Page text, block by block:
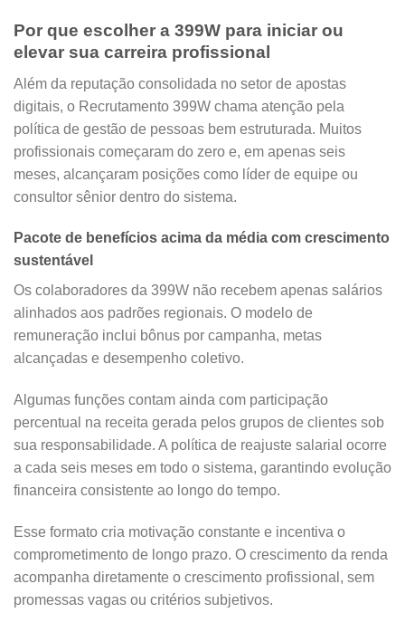
Por que escolher a 399W para iniciar ou
elevar sua carreira profissional
Além da reputação consolidada no setor de apostas
digitais, o Recrutamento 399W chama atenção pela
política de gestão de pessoas bem estruturada. Muitos
profissionais começaram do zero e, em apenas seis
meses, alcançaram posições como líder de equipe ou
consultor sênior dentro do sistema.
Pacote de benefícios acima da média com crescimento
sustentável
Os colaboradores da 399W não recebem apenas salários
alinhados aos padrões regionais. O modelo de
remuneração inclui bônus por campanha, metas
alcançadas e desempenho coletivo.
Algumas funções contam ainda com participação
percentual na receita gerada pelos grupos de clientes sob
sua responsabilidade. A política de reajuste salarial ocorre
a cada seis meses em todo o sistema, garantindo evolução
financeira consistente ao longo do tempo.
Esse formato cria motivação constante e incentiva o
comprometimento de longo prazo. O crescimento da renda
acompanha diretamente o crescimento profissional, sem
promessas vagas ou critérios subjetivos.